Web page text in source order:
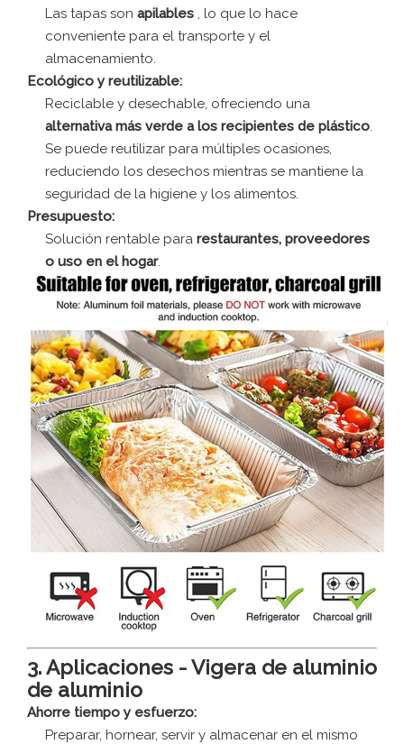
Las tapas son apilables , lo que lo hace
conveniente para el transporte y el
almacenamiento.
Ecológico y reutilizable:
Reciclable y desechable, ofreciendo una
alternativa más verde a los recipientes de plástico.
Se puede reutilizar para múltiples ocasiones,
reduciendo los desechos mientras se mantiene la
seguridad de la higiene y los alimentos.
Presupuesto:
Solución rentable para restaurantes, proveedores
o uso en el hogar.
3. Aplicaciones - Vigera de aluminio
de aluminio
Ahorre tiempo y esfuerzo:
Preparar, hornear, servir y almacenar en el mismo